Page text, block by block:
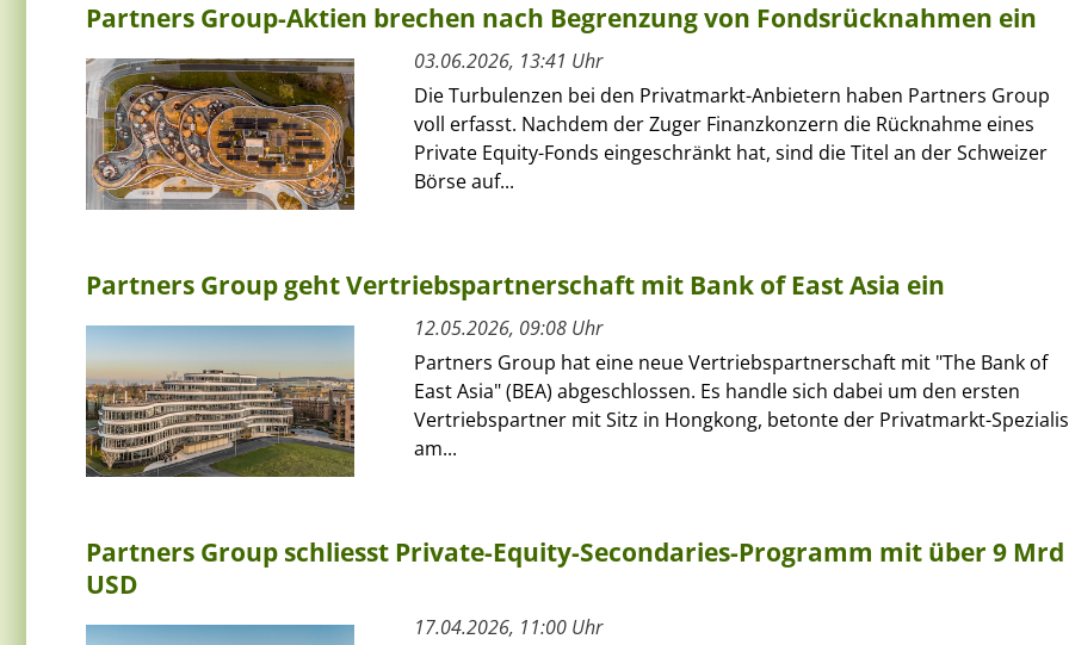
Partners Group-Aktien brechen nach Begrenzung von Fondsrücknahmen ein
03.06.2026, 13:41 Uhr
Die Turbulenzen bei den Privatmarkt-Anbietern haben Partners Group
voll erfasst. Nachdem der Zuger Finanzkonzern die Rücknahme eines
Private Equity-Fonds eingeschränkt hat, sind die Titel an der Schweizer
Börse auf...
Partners Group geht Vertriebspartnerschaft mit Bank of East Asia ein
12.05.2026, 09:08 Uhr
Partners Group hat eine neue Vertriebspartnerschaft mit "The Bank of
East Asia" (BEA) abgeschlossen. Es handle sich dabei um den ersten
Vertriebspartner mit Sitz in Hongkong, betonte der Privatmarkt-
am...
Partners Group schliesst Private-Equity-Secondaries-Programm mit über 9 Mrd
USD
17.04.2026, 11:00 Uhr